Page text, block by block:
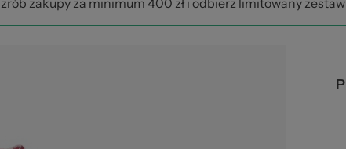
zakupy za minimum 400 zł i odbierz limitowany